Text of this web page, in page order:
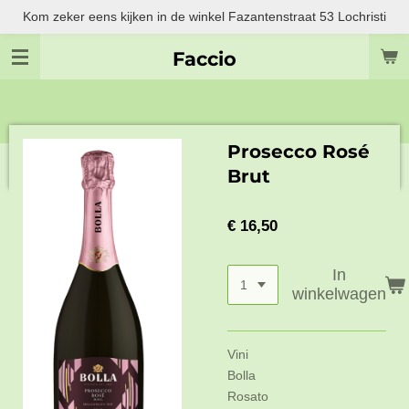
Ga
naar
Faccio
Kom zeker eens kijken in de winkel Fazantenstraat 53 Lochristi
Prosecco Rosé
Brut
€ 16,50
In
winkelwagen
Vini
Bolla
Rosato